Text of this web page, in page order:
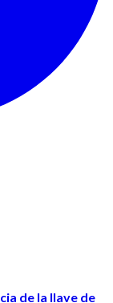
de la llave de